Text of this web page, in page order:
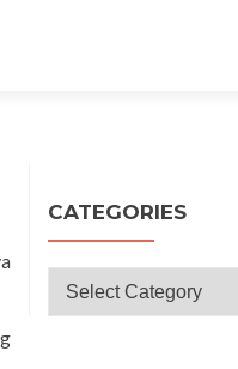
CATEGORIES
Categories